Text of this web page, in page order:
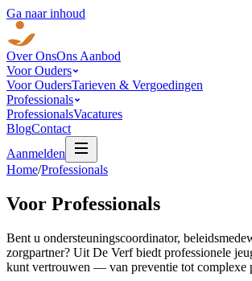
Ga naar inhoud
Over OnsOns Aanbod
Voor Ouders
Voor OudersTarieven & Vergoedingen
Professionals
ProfessionalsVacatures
BlogContact
Aanmelden
Home/Professionals
Voor Professionals
Bent u ondersteuningscoordinator,
zorgpartner? Uit De Verf biedt professionele
kunt vertrouwen — van preventie tot complexe